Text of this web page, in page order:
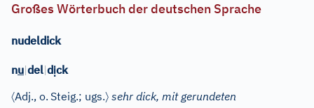
Großes Wörterbuch der deutschen Sprache
nudeldick
nu|del|dịck
〈Adj., o. Steig.; ugs.〉 sehr dick, mit gerundeten